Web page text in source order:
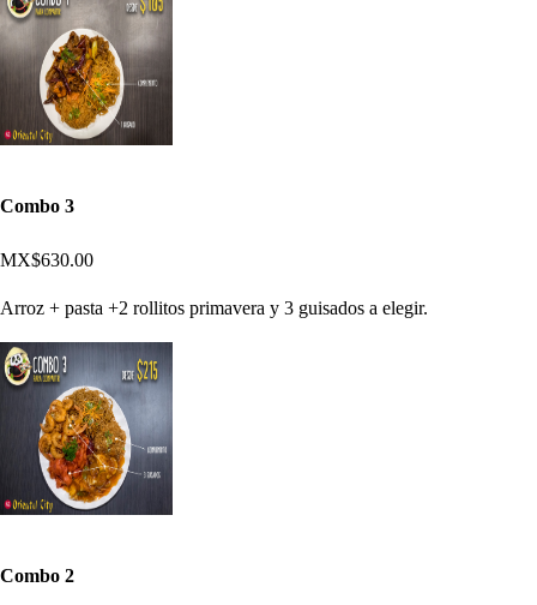
Combo 3
MX$630.00
Arroz + pasta +2 rollitos primavera y 3 guisados a elegir.
Combo 2